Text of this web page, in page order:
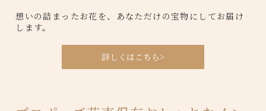
想いの詰まったお花を、あなただけの宝物にしてお届け
します。
詳しくはこちら>